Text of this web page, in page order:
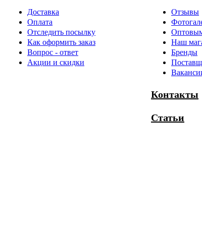
Доставка
Оплата
Отследить посылку
Как оформить заказ
Вопрос - ответ
Акции и скидки
Отзывы
Наш
Бренды
Контакты
Статьи